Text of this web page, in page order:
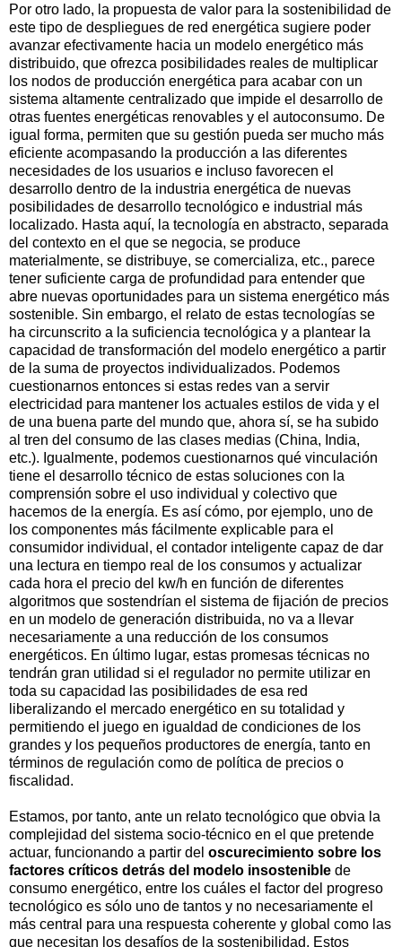
Por otro lado, la propuesta de valor para la sostenibilidad de
este tipo de despliegues de red energética sugiere poder
avanzar efectivamente hacia un modelo energético más
distribuido, que ofrezca posibilidades reales de multiplicar
los nodos de producción energética para acabar con un
sistema altamente centralizado que impide el desarrollo de
otras fuentes energéticas renovables y el autoconsumo. De
igual forma, permiten que su gestión pueda ser mucho más
eficiente acompasando la producción a las diferentes
necesidades de los usuarios e incluso favorecen el
desarrollo dentro de la industria energética de nuevas
posibilidades de desarrollo tecnológico e industrial más
localizado. Hasta aquí, la tecnología en abstracto, separada
del contexto en el que se negocia, se produce
materialmente, se distribuye, se comercializa, etc., parece
tener suficiente carga de profundidad para entender que
abre nuevas oportunidades para un sistema energético más
sostenible. Sin embargo, el relato de estas tecnologías se
ha circunscrito a la suficiencia tecnológica y a plantear la
capacidad de transformación del modelo energético a partir
de la suma de proyectos individualizados. Podemos
cuestionarnos entonces si estas redes van a servir
electricidad para mantener los actuales estilos de vida y el
de una buena parte del mundo que, ahora sí, se ha subido
al tren del consumo de las clases medias (China, India,
etc.). Igualmente, podemos cuestionarnos qué vinculación
tiene el desarrollo técnico de estas soluciones con la
comprensión sobre el uso individual y colectivo que
hacemos de la energía. Es así cómo, por ejemplo, uno de
los componentes más fácilmente explicable para el
consumidor individual, el contador inteligente capaz de dar
una lectura en tiempo real de los consumos y actualizar
cada hora el precio del kw/h en función de diferentes
algoritmos que sostendrían el sistema de fijación de precios
en un modelo de generación distribuida, no va a llevar
necesariamente a una reducción de los consumos
energéticos. En último lugar, estas promesas técnicas no
tendrán gran utilidad si el regulador no permite utilizar en
toda su capacidad las posibilidades de esa red
liberalizando el mercado energético en su totalidad y
permitiendo el juego en igualdad de condiciones de los
grandes y los pequeños productores de energía, tanto en
términos de regulación como de política de precios o
fiscalidad.
Estamos, por tanto, ante un relato tecnológico que obvia la
complejidad del sistema socio-técnico en el que pretende
actuar, funcionando a partir del oscurecimiento sobre los
factores críticos detrás del modelo insostenible de
consumo energético, entre los cuáles el factor del progreso
tecnológico es sólo uno de tantos y no necesariamente el
más central para una respuesta coherente y global como las
que necesitan los desafíos de la sostenibilidad. Estos